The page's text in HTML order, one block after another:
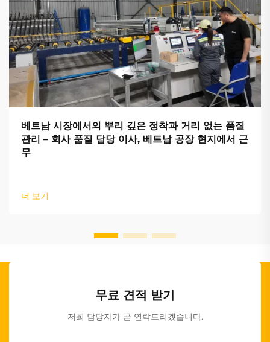
베트남 시장에서의 뿌리 깊은 정착과 거리 없는 품질
관리 – 회사 품질 담당 이사, 베트남 공장 현지에서 근
무
더 보기
무료 견적 받기
저희 담당자가 곧 연락드리겠습니다.